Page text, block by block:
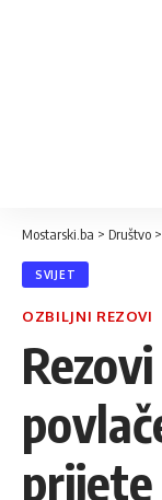
Mostarski.ba > Društvo >
SVIJET
OZBILJNI REZOVI